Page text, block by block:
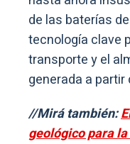
de las baterías
tecnología clave
transporte y el
generada a
//Mirá también:
geológico para